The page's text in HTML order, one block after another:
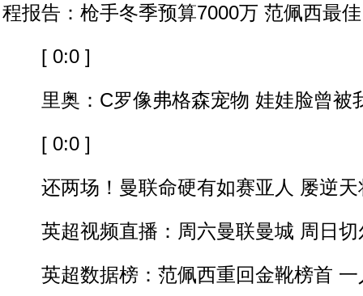
程报告：枪手冬季预算7000万 范佩西最佳
[ 0:0 ]
里奥：C罗像弗格森宠物 娃娃脸曾被
[ 0:0 ]
还两场！曼联命硬有如赛亚人 屡逆天
英超视频直播：周六曼联曼城 周日切
英超数据榜：范佩西重回金靴榜首 一